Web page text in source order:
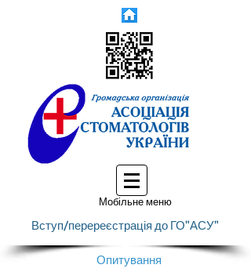
Мобільне меню
Вступ/перереєстрація до ГО"АСУ"
Опитування